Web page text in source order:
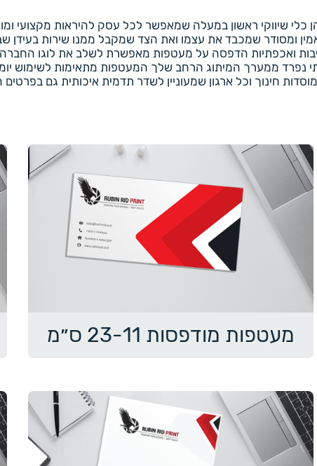
כלי שיווקי ראשון במעלה שמאפשר לכל עסק להיראות
ומסודר שמכבד את עצמו ואת הצד שמקבל ממנו שירות בעידן
ואכפתיות הדפסה על מעטפות מאפשרת לשלב את לוגו
ממערך המיתוג הרחב שלך המעטפות מתאימות לשימוש
חינוך וכל ארגון שמעוניין לשדר תדמית איכותית גם
מעטפות מודפסות 23-11 ס״מ